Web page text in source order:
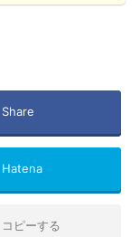
Share
Hatena
コピーする